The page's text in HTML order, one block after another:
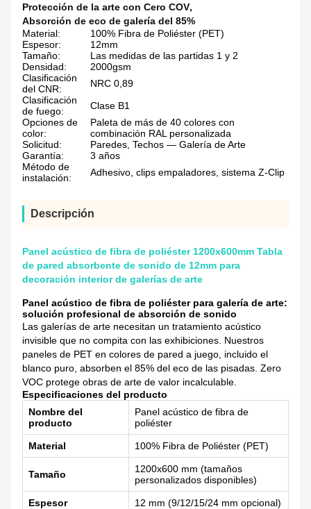
Protección de la arte con Cero COV,
Absorción de eco de galería del 85%
Material:
100% Fibra de Poliéster (PET)
Espesor:
12mm
Tamaño:
Las medidas de las partidas 1 y 2
Densidad:
2000gsm
Clasificación
del CNR:
NRC 0,89
Clasificación
de fuego:
Clase B1
Opciones de
color:
Paleta de más de 40 colores con
combinación RAL personalizada
Solicitud:
Paredes, Techos — Galería de Arte
Garantía:
3 años
Método de
instalación:
Adhesivo, clips empaladores, sistema Z-Clip
Descripción
Panel acústico de fibra de poliéster 1200x600mm Tabla
de pared absorbente de sonido de 12mm para
decoración interior de galerías de arte
Panel acústico de fibra de poliéster para galería de arte:
solución profesional de absorción de sonido
Las galerías de arte necesitan un tratamiento acústico
invisible que no compita con las exhibiciones. Nuestros
paneles de PET en colores de pared a juego, incluido el
blanco puro, absorben el 85% del eco de las pisadas. Zero
VOC protege obras de arte de valor incalculable.
Especificaciones del producto
Nombre del
producto
Panel acústico de fibra de
poliéster
Material 100% Fibra de Poliéster (PET)
Tamaño
1200x600 mm (tamaños
personalizados disponibles)
Espesor 12 mm (9/12/15/24 mm opcional)